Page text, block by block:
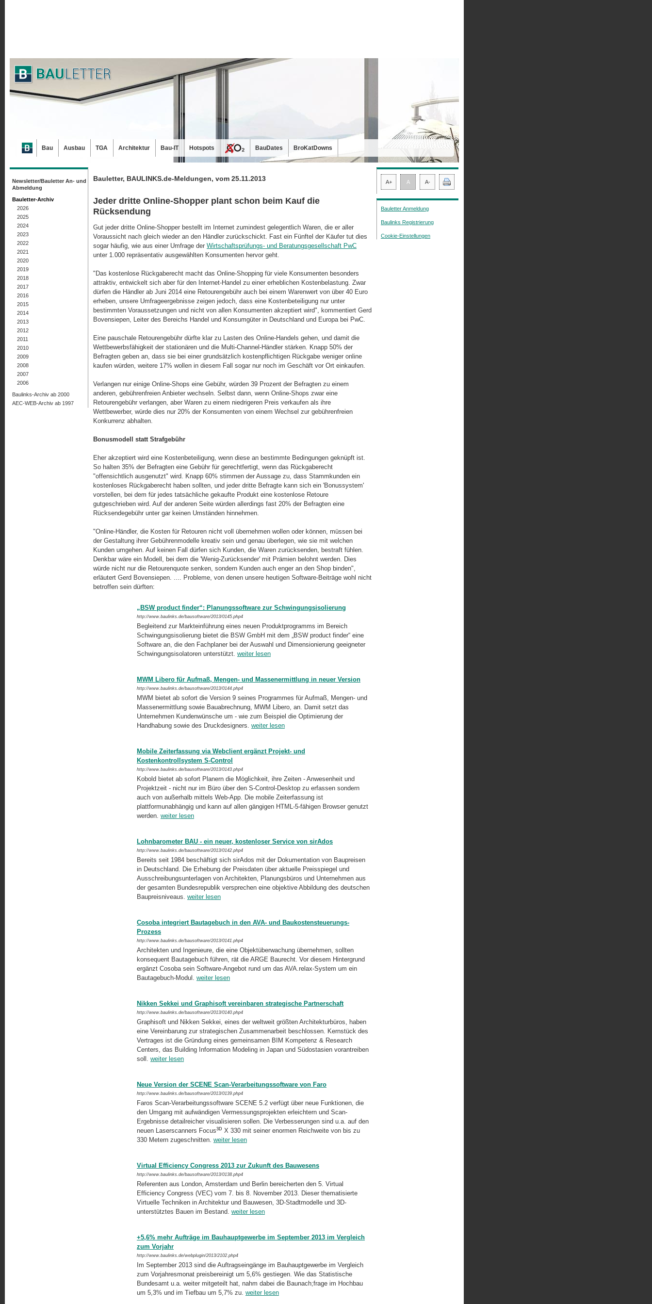
Bauletter, BAULINKS.de-Meldungen, vom 25.11.2013
Jeder dritte Online-Shopper plant schon beim Kauf die
Rücksendung
Gut jeder dritte Online-Shopper bestellt im Internet zumindest gelegentlich Waren, die er aller
Voraussicht nach gleich wieder an den Händler zurückschickt. Fast ein Fünftel der Käufer tut dies
sogar häufig, wie aus einer Umfrage der Wirtschaftsprüfungs- und Beratungsgesellschaft PwC
unter 1.000 repräsentativ ausgewählten Konsumenten hervor geht.
"Das kostenlose Rückgaberecht macht das Online-Shopping für viele Konsumenten besonders
attraktiv, entwickelt sich aber für den Internet-Handel zu einer erheblichen Kostenbelastung. Zwar
dürfen die Händler ab Juni 2014 eine Retourengebühr auch bei einem Warenwert von über 40 Euro
erheben, unsere Umfrageergebnisse zeigen jedoch, dass eine Kostenbeteiligung nur unter
bestimmten Voraussetzungen und nicht von allen Konsumenten akzeptiert wird", kommentiert Gerd
Bovensiepen, Leiter des Bereichs Handel und Konsumgüter in Deutschland und Europa bei PwC.
Eine pauschale Retourengebühr dürfte klar zu Lasten des Online-Handels gehen, und damit die
Wettbewerbsfähigkeit der stationären und die Multi-Channel-Händler stärken. Knapp 50% der
Befragten geben an, dass sie bei einer grundsätzlich kostenpflichtigen Rückgabe weniger online
kaufen würden, weitere 17% wollen in diesem Fall sogar nur noch im Geschäft vor Ort einkaufen.
Verlangen nur einige Online-Shops eine Gebühr, würden 39 Prozent der Befragten zu einem
anderen, gebührenfreien Anbieter wechseln. Selbst dann, wenn Online-Shops zwar eine
Retourengebühr verlangen, aber Waren zu einem niedrigeren Preis verkaufen als ihre
Wettbewerber, würde dies nur 20% der Konsumenten von einem Wechsel zur gebührenfreien
Konkurrenz abhalten.
Bonusmodell statt Strafgebühr
Eher akzeptiert wird eine Kostenbeteiligung, wenn diese an bestimmte Bedingungen geknüpft ist.
So halten 35% der Befragten eine Gebühr für gerechtfertigt, wenn das Rückgaberecht
"offensichtlich ausgenutzt" wird. Knapp 60% stimmen der Aussage zu, dass Stammkunden ein
kostenloses Rückgaberecht haben sollten, und jeder dritte Befragte kann sich ein 'Bonussystem'
vorstellen, bei dem für jedes tatsächliche gekaufte Produkt eine kostenlose Retoure
gutgeschrieben wird. Auf der anderen Seite würden allerdings fast 20% der Befragten eine
Rücksendegebühr unter gar keinen Umständen hinnehmen.
"Online-Händler, die Kosten für Retouren nicht voll übernehmen wollen oder können, müssen bei
der Gestaltung ihrer Gebührenmodelle kreativ sein und genau überlegen, wie sie mit welchen
Kunden umgehen. Auf keinen Fall dürfen sich Kunden, die Waren zurücksenden, bestraft fühlen.
Denkbar wäre ein Modell, bei dem die 'Wenig-Zurücksender' mit Prämien belohnt werden. Dies
würde nicht nur die Retourenquote senken, sondern Kunden auch enger an den Shop binden",
erläutert Gerd Bovensiepen. .... Probleme, von denen unsere heutigen Software-Beiträge wohl nicht
betroffen sein dürften:
„BSW product finder“: Planungssoftware zur Schwingungsisolierung
http://www.baulinks.de/bausoftware/2013/0145.php4
Begleitend zur Markteinführung eines neuen Produktprogramms im Bereich
Schwingungsisolierung bietet die BSW GmbH mit dem „BSW product finder“ eine
Software an, die den Fachplaner bei der Auswahl und Dimensionierung geeigneter
Schwingungsisolatoren unterstützt. weiter lesen
MWM Libero für Aufmaß, Mengen- und Massenermittlung in neuer Version
http://www.baulinks.de/bausoftware/2013/0144.php4
MWM bietet ab sofort die Version 9 seines Programmes für Aufmaß, Men­gen- und
Massenermittlung sowie Bauabrechnung, MWM Libero, an. Damit setzt das
Unternehmen Kundenwünsche um - wie zum Beispiel die Optimie­rung der
Handhabung sowie des Druckdesigners. weiter lesen
Mobile Zeiterfassung via Webclient ergänzt Projekt- und
Kostenkontrollsystem S-Control
http://www.baulinks.de/bausoftware/2013/0143.php4
Kobold bietet ab sofort Planern die Möglichkeit, ihre Zeiten - Anwesenheit und
Projektzeit - nicht nur im Büro über den S-Control-Desktop zu er­fas­sen sondern
auch von außerhalb mittels Web-App. Die mobile Zeiterfas­sung ist
plattformunabhängig und kann auf allen gängigen HTML-5-fähigen Browser genutzt
werden. weiter lesen
Lohnbarometer BAU - ein neuer, kostenloser Service von sirAdos
http://www.baulinks.de/bausoftware/2013/0142.php4
Bereits seit 1984 beschäftigt sich sirAdos mit der Dokumentation von Bau­preisen
in Deutschland. Die Erhebung der Preisdaten über aktuelle Preis­spiegel und
Ausschreibungsunterlagen von Architekten, Planungsbüros und Unternehmen aus
der gesamten Bundesrepublik versprechen eine objektive Abbildung des deutschen
Baupreisniveaus. weiter lesen
Cosoba integriert Bautagebuch in den AVA- und Baukostensteuerungs-
Prozess
http://www.baulinks.de/bausoftware/2013/0141.php4
Architekten und Ingenieure, die eine Objektüberwachung übernehmen, sollten
konsequent Bautagebuch führen, rät die ARGE Baurecht. Vor die­sem Hintergrund
ergänzt Cosoba sein Software-Angebot rund um das AVA.relax-System um ein
Bautagebuch-Modul. weiter lesen
Nikken Sekkei und Graphisoft vereinbaren strategische Partnerschaft
http://www.baulinks.de/bausoftware/2013/0140.php4
Graphisoft und Nikken Sekkei, eines der weltweit größten Architekturbüros, haben
eine Vereinbarung zur strategischen Zusammenarbeit beschlossen. Kernstück des
Vertrages ist die Gründung eines gemeinsamen BIM Kompe­tenz & Research
Centers, das Building Information Modeling in Japan und Südostasien vorantreiben
soll. weiter lesen
Neue Version der SCENE Scan-Verarbeitungssoftware von Faro
http://www.baulinks.de/bausoftware/2013/0139.php4
Faros Scan-Verarbeitungssoftware SCENE 5.2 verfügt über neue Funk­tio­nen, die
den Umgang mit aufwändigen Vermessungsprojekten erleichtern und Scan-
Ergebnisse detailreicher visualisieren sollen. Die Verbesserungen sind u.a. auf den
neuen Laserscanners Focus3D X 330 mit seiner enormen Reichweite von bis zu
330 Metern zugeschnitten. weiter lesen
Virtual Efficiency Congress 2013 zur Zukunft des Bauwesens
http://www.baulinks.de/bausoftware/2013/0138.php4
Referenten aus London, Amsterdam und Berlin bereicherten den 5. Virtual
Efficiency Congress (VEC) vom 7. bis 8. November 2013. Dieser themati­sierte
Virtuelle Techniken in Architektur und Bauwesen, 3D-Stadtmodelle und 3D-
unterstütztes Bauen im Bestand. weiter lesen
+5,6% mehr Aufträge im Bauhauptgewerbe im September 2013 im Vergleich
zum Vorjahr
http://www.baulinks.de/webplugin/2013/2102.php4
Im September 2013 sind die Auftragseingänge im Bauhauptgewerbe im Vergleich
zum Vorjahresmonat preisbereinigt um 5,6% gestiegen. Wie das Statistische
Bundesamt u.a. weiter mitgeteilt hat, nahm dabei die Bau­nach;frage im Hochbau
um 5,3% und im Tiefbau um 5,7% zu. weiter lesen
Newsletter/Bauletter An- und
Abmeldung
Bauletter-Archiv
2026
2025
2024
2023
2022
2021
2020
2019
2018
2017
2016
2015
2014
2013
2012
2011
2010
2009
2008
2007
2006
Baulinks-Archiv ab 2000
AEC-WEB-Archiv ab 1997
A+ A A-
Bauletter Anmeldung
Baulinks Registrierung
Cookie-Einstellungen
Bau Ausbau TGA Architektur Bau-IT Hotspots BauDates BroKatDowns